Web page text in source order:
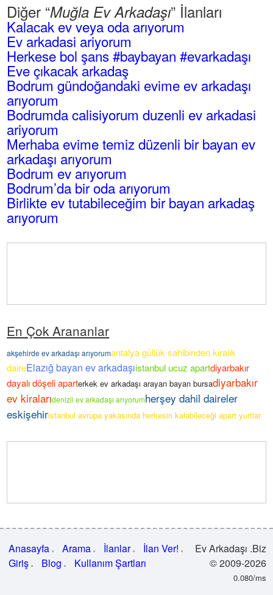
Diğer “Muğla Ev Arkadaşı” İlanları
Kalacak ev veya oda arıyorum
Ev arkadasi ariyorum
Herkese bol şans #baybayan #evarkadaşı
Eve çıkacak arkadaş
Bodrum gündoğandaki evime ev arkadaşı
arıyorum
Bodrumda calisiyorum duzenli ev arkadasi
ariyorum
Merhaba evime temiz düzenli bir bayan ev
arkadaşı arıyorum
Bodrum ev arıyorum
Bodrum’da bir oda arıyorum
Birlikte ev tutabileceğim bir bayan arkadaş
arıyorum
En Çok Arananlar
akşehirde ev arkadaşı arıyorumantalya güllük sahibinden kiralık
daireElazığ bayan ev arkadaşıistanbul ucuz apartdiyarbakır
dayalı döşeli aparterkek ev arkadaşı arayan bayan bursadiyarbakır
ev kiralarıdenizli ev arkadaşı arıyorumherşey dahil daireler
eskişehiristanbul avrupa yakasında herkesin kalabileceği apart yurtlar
Anasayfa Arama İlanlar
İlan Ver!
Giriş
Blog Kullanım Şartları
Ev Arkadaşı .Biz
© 2009-2026
0.080/ms